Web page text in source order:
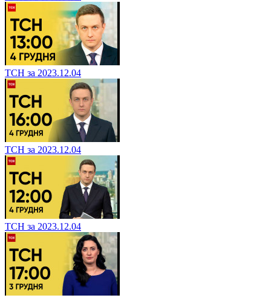
ТСН за 2023.12.04
ТСН за 2023.12.04
ТСН за 2023.12.04
ТСН за 2023.12.04